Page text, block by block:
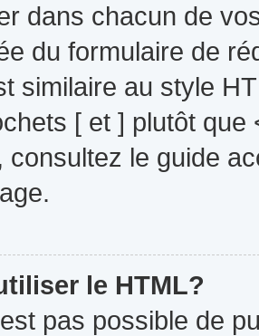
dans chacun de
du formulaire de
similaire au style
[ et ] plutôt que
consultez le guide
le HTML?
pas possible de